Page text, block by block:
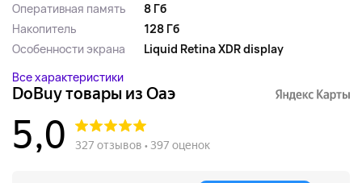
Оперативная память
8 Гб
Накопитель
128 Гб
Особенности экрана
Liquid Retina XDR display
Все характеристики